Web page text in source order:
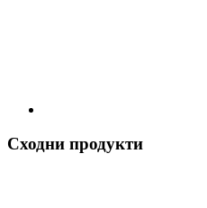
Сходни продукти